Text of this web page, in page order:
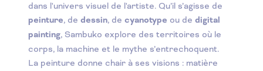
dans l'univers visuel de l'artiste. Qu’il s’agisse de
peinture, de dessin, de cyanotype ou de digital
painting, Sambuko explore des territoires où le
corps, la machine et le mythe s’entrechoquent.
La peinture donne chair à ses visions : matière